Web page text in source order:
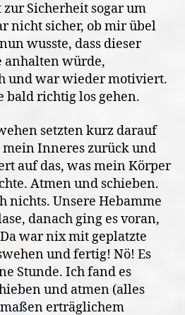
Sicherheit sogar um
nicht sicher, ob mir übel
wusste, dass dieser
anhalten würde,
und war wieder motiviert.
bald richtig los gehen.
setzten kurz darauf
Inneres zurück und
auf das, was mein Körper
Atmen und schieben.
nichts. Unsere Hebamme
danach ging es voran,
war nix mit geplatzte
und fertig! Nö! Es
Stunde. Ich fand es
und atmen (alles
erträglichem